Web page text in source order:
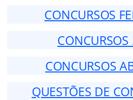
CONCURSOS
CONCURSOS
QUESTÕES DE